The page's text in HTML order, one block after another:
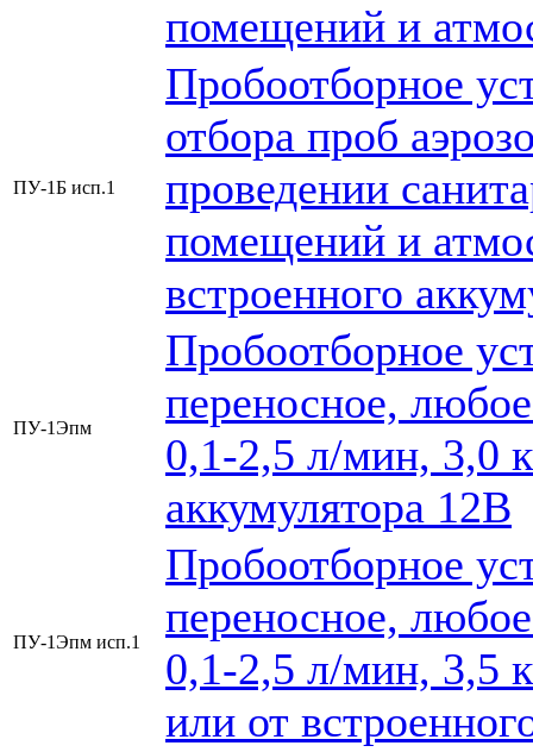
помещений и
ПУ-1Б исп.1
Пробоотборное
отбора проб
проведении
помещений и
встроенного
ПУ-1Эпм
Пробоотборное
переносное,
0,1-2,5 л/мин, 3,0
аккумулятора 12В
ПУ-1Эпм исп.1
Пробоотборное
переносное,
0,1-2,5 л/мин, 3,5
или от